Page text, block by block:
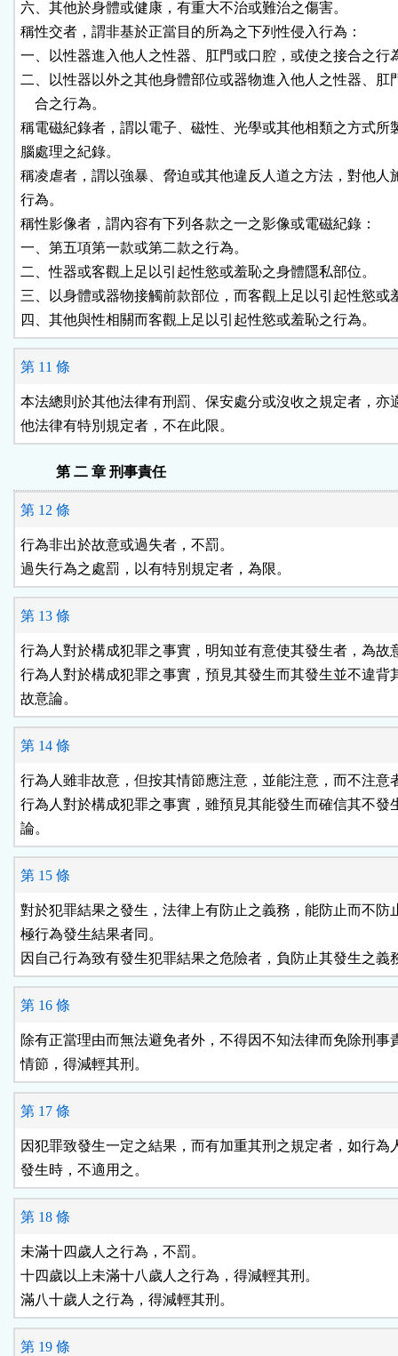
六、其他於身體或健康，有重大不治或難治之傷害。
稱性交者，謂非基於正當目的所為之下列性侵入行為：
一、以性器進入他人之性器、肛門或口腔，或使之接合之行
二、以性器以外之其他身體部位或器物進入他人之性器、肛
    合之行為。
稱電磁紀錄者，謂以電子、磁性、光學或其他相類之方式所
腦處理之紀錄。
稱凌虐者，謂以強暴、脅迫或其他違反人道之方法，對他人
行為。
稱性影像者，謂內容有下列各款之一之影像或電磁紀錄：
一、第五項第一款或第二款之行為。
二、性器或客觀上足以引起性慾或羞恥之身體隱私部位。
三、以身體或器物接觸前款部位，而客觀上足以引起性慾或
四、其他與性相關而客觀上足以引起性慾或羞恥之行為。
第 11 條
本法總則於其他法律有刑罰、保安處分或沒收之規定者，亦
他法律有特別規定者，不在此限。
第 二 章 刑事責任
第 12 條
行為非出於故意或過失者，不罰。
過失行為之處罰，以有特別規定者，為限。
第 13 條
行為人對於構成犯罪之事實，明知並有意使其發生者，為故
行為人對於構成犯罪之事實，預見其發生而其發生並不違背
故意論。
第 14 條
行為人雖非故意，但按其情節應注意，並能注意，而不注意
行為人對於構成犯罪之事實，雖預見其能發生而確信其不發
論。
第 15 條
對於犯罪結果之發生，法律上有防止之義務，能防止而不防
極行為發生結果者同。
因自己行為致有發生犯罪結果之危險者，負防止其發生之義
第 16 條
除有正當理由而無法避免者外，不得因不知法律而免除刑事
情節，得減輕其刑。
第 17 條
因犯罪致發生一定之結果，而有加重其刑之規定者，如行為
發生時，不適用之。
第 18 條
未滿十四歲人之行為，不罰。
十四歲以上未滿十八歲人之行為，得減輕其刑。
滿八十歲人之行為，得減輕其刑。
第 19 條